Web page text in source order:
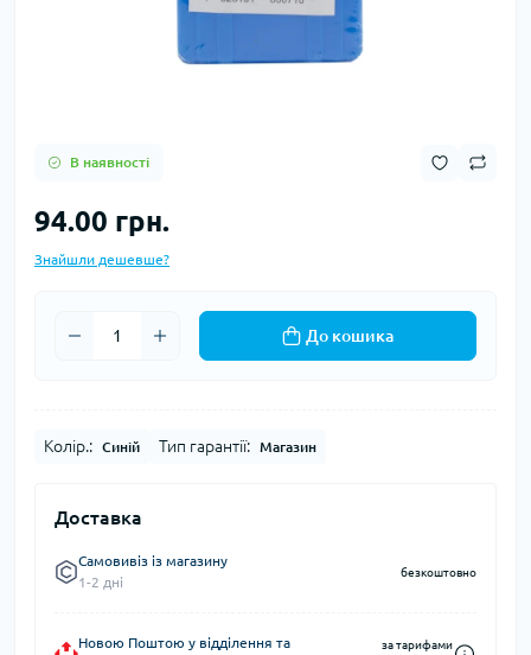
В наявності
94.00 грн.
Знайшли дешевше?
До кошика
Колір.: Синій Тип гарантії: Магазин
Доставка
Самовивіз із магазину
1-2 дні
безкоштовно
Новою Поштою у відділення та
за тарифами